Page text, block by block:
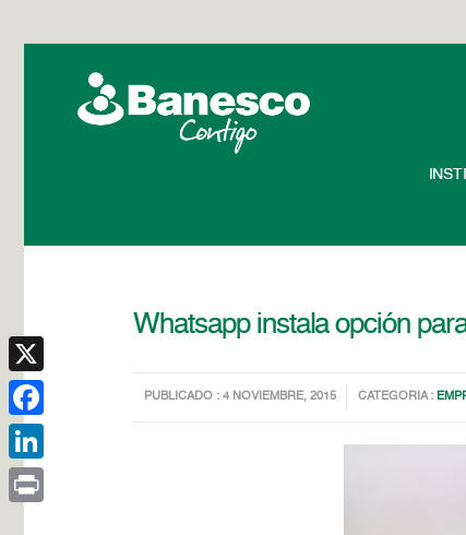
Whatsapp instala opción
PUBLICADO : 4 NOVIEMBRE, 2015 CATEGORIA :
X
Facebook
LinkedIn